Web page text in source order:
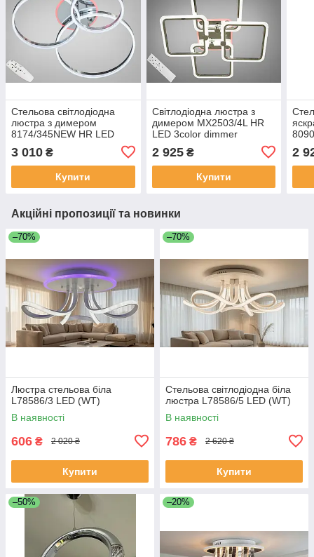
Стельова світлодіодна
люстра з димером
8174/345NEW HR LED
3 010 ₴
Купити
Світлодіодна люстра з
димером MX2503/4L HR
LED 3color dimmer
2 925₴
Купити
2
Акційні пропозиції та новинки
–70%
Люстра стельова біла
L78586/3 LED (WT)
В наявності
606 ₴ 2 020 ₴
Купити
–70%
Стельова світлодіодна біла
люстра L78586/5 LED (WT)
В наявності
786 ₴ 2 620 ₴
Купити
–50% –20%